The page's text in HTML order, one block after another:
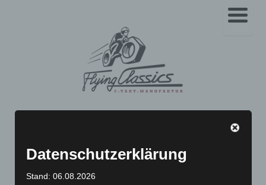
Spezialist für
klassische Roller und
Motorräder
Datenschutzerklärung
Stand: 06.08.2026